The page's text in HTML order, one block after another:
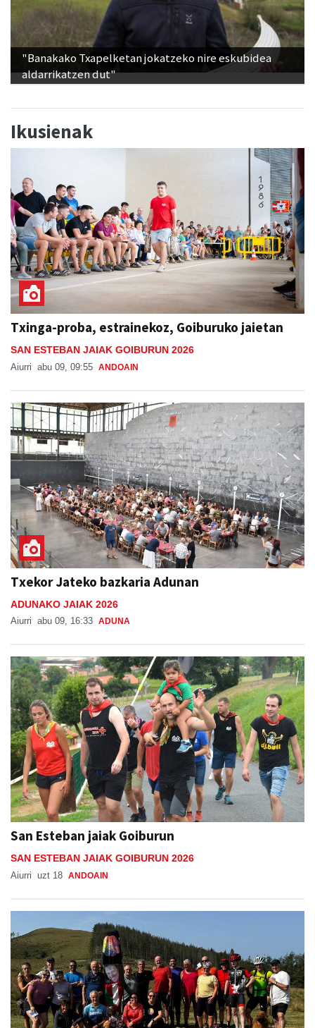
"Banakako Txapelketan jokatzeko nire eskubidea
aldarrikatzen dut"
Ikusienak
Txinga-proba, estrainekoz, Goiburuko jaietan
SAN ESTEBAN JAIAK GOIBURUN 2026
Aiurri abu 09, 09:55 ANDOAIN
Txekor Jateko bazkaria Adunan
ADUNAKO JAIAK 2026
Aiurri abu 09, 16:33 ADUNA
San Esteban jaiak Goiburun
SAN ESTEBAN JAIAK GOIBURUN 2026
Aiurri uzt 18 ANDOAIN